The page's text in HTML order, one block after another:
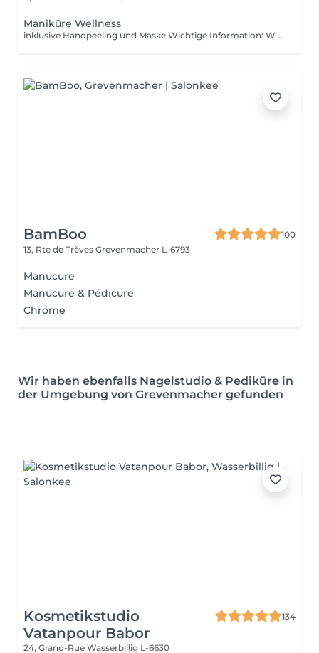
Maniküre Wellness
inklusive Handpeeling und Maske Wichtige Information: Wenn sie noch semipermanenten Lack auf ihren Nägeln haben, müssen sie dies bei der Buchung von einer Maniküre angeben (abnehmen von semipermanentem Lack ) Andernfalls haben wir nicht genügend Zeit für die gebuchte Maniküre ! ACHTUNG : Gelnägel oder Acryl können wir nicht entfernen !!!
BamBoo
100
13, Rte de Trèves Grevenmacher L-6793
Manucure
Manucure & Pédicure
Chrome
Wir haben ebenfalls Nagelstudio & Pediküre in
der Umgebung von Grevenmacher gefunden
Kosmetikstudio
Vatanpour Babor
134
24, Grand-Rue Wasserbillig L-6630